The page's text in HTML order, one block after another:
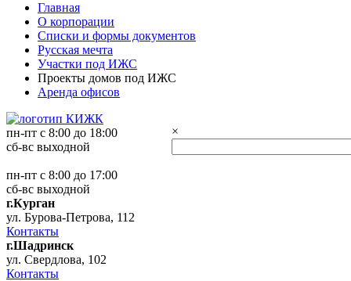
Главная
О корпорации
Списки и формы документов
Русская мечта
Участки под ИЖС
Проекты домов под ИЖС
Аренда офисов
×
пн-пт с 8:00 до 18:00
сб-вс выходной
пн-пт с 8:00 до 17:00
сб-вс выходной
г.Курган
ул. Бурова-Петрова, 112
Контакты
г.Шадринск
ул. Свердлова, 102
Контакты